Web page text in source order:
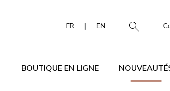
FR | EN
BOUTIQUE EN LIGNE